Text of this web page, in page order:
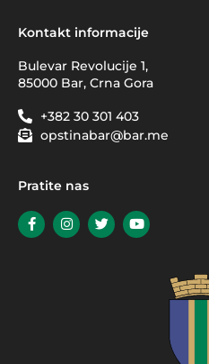
Kontakt informacije
Bulevar Revolucije 1,
85000 Bar, Crna Gora
+382 30 301 403
opstinabar@bar.me
Pratite nas